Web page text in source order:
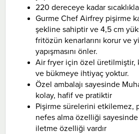
220 dereceye kadar
Gurme Chef Airfrey pişirme
şekline sahiptir ve 4,5 cm
fritözün kenarlarını korur ve
yapışmasını önler.
Air fryer için özel üretilmiştir,
ve bükmeye ihtiyaç yoktur.
Özel ambalajı sayesinde
kolay, hafif ve pratiktir
Pişirme sürelerini etkilemez,
nefes alma özelliği sayesinde
iletme özelliği vardır